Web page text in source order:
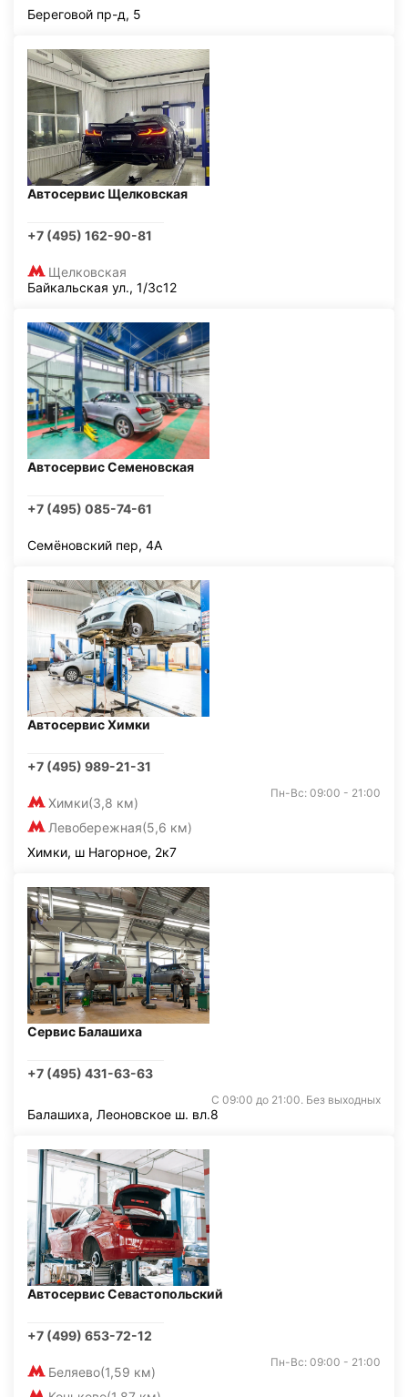
Береговой пр-д, 5
Автосервис Щелковская
+7 (495) 162-90-81
Щелковская
Байкальская ул., 1/3с12
Автосервис Семеновская
+7 (495) 085-74-61
Семёновский пер, 4А
Автосервис Химки
+7 (495) 989-21-31
Химки(3,8 км)
Левобережная(5,6 км)
Пн-Вс: 09:00 - 21:00
Химки, ш Нагорное, 2к7
Сервис Балашиха
+7 (495) 431-63-63
С 09:00 до 21:00. Без выходных
Балашиха, Леоновское ш. вл.8
Автосервис Севастопольский
+7 (499) 653-72-12
Беляево(1,59 км)
Пн-Вс: 09:00 - 21:00